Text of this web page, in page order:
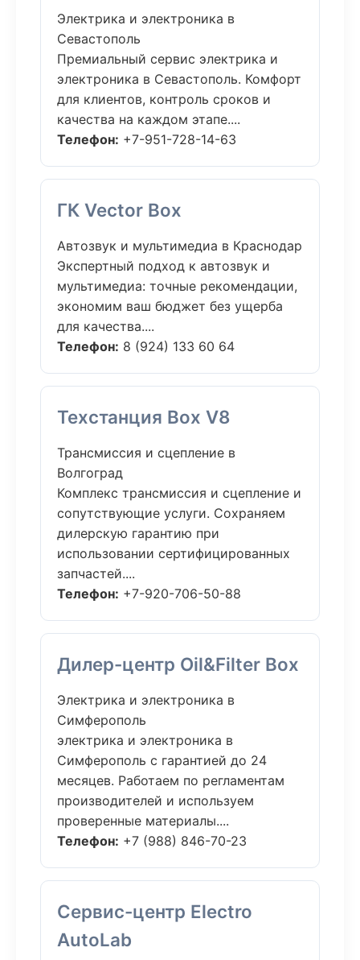
Электрика и электроника в
Севастополь
Премиальный сервис электрика и
электроника в Севастополь. Комфорт
для клиентов, контроль сроков и
качества на каждом этапе....
Телефон: +7-951-728-14-63
ГК Vector Box
Автозвук и мультимедиа в Краснодар
Экспертный подход к автозвук и
мультимедиа: точные рекомендации,
экономим ваш бюджет без ущерба
для качества....
Телефон: 8 (924) 133 60 64
Техстанция Box V8
Трансмиссия и сцепление в
Волгоград
Комплекс трансмиссия и сцепление и
сопутствующие услуги. Сохраняем
дилерскую гарантию при
использовании сертифицированных
запчастей....
Телефон: +7-920-706-50-88
Дилер-центр Oil&Filter Box
Электрика и электроника в
Симферополь
электрика и электроника в
Симферополь с гарантией до 24
месяцев. Работаем по регламентам
производителей и используем
проверенные материалы....
Телефон: +7 (988) 846-70-23
Сервис-центр Electro
AutoLab